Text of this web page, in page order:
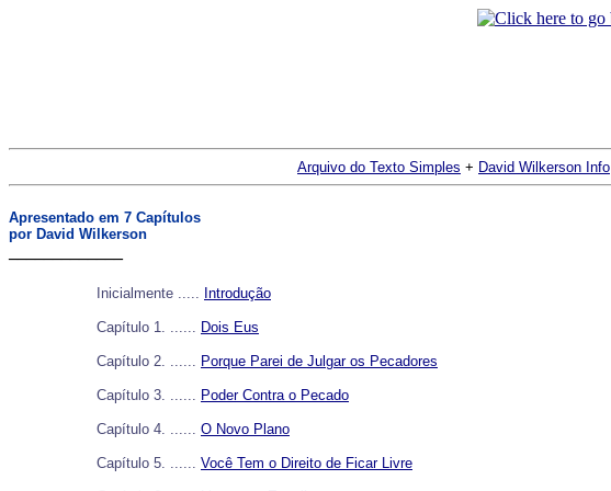
Arquivo do Texto Simples + David Wilkerson Info
Apresentado em 7 Capítulos
por David Wilkerson
Inicialmente ..... Introdução
Capítulo 1. ...... Dois Eus
Capítulo 2. ...... Porque Parei de Julgar os Pecadores
Capítulo 3. ...... Poder Contra o Pecado
Capítulo 4. ...... O Novo Plano
Capítulo 5. ...... Você Tem o Direito de Ficar Livre